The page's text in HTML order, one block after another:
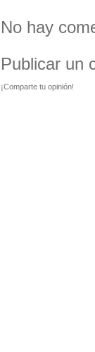
No hay
Publicar un
¡Comparte tu opinión!